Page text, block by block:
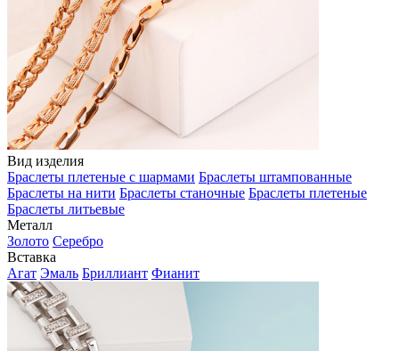
Вид изделия
Браслеты плетеные с шармами Браслеты штампованные
Браслеты на нити Браслеты станочные Браслеты плетеные
Браслеты литьевые
Металл
Золото Серебро
Вставка
Агат Эмаль Бриллиант Фианит